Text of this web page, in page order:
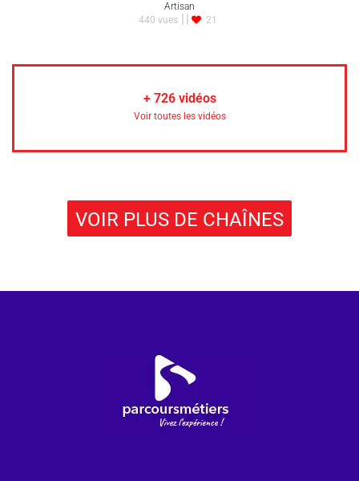
Artisan
440 vues
21
+ 726vidéos
Voir toutes les vidéos
VOIR PLUS DE CHAÎNES